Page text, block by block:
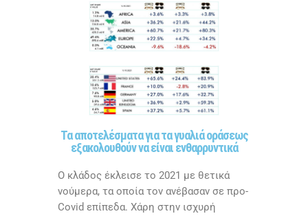
Τα αποτελέσματα για τα γυαλιά οράσεως
εξακολουθούν να είναι ενθαρρυντικά
Ο κλάδος έκλεισε το 2021 με θετικά
νούμερα, τα οποία τον ανέβασαν σε προ-
Covid επίπεδα. Χάρη στην ισχυρή